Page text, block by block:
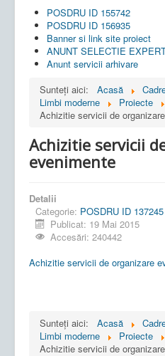
POSDRU ID 155742
POSDRU ID 156935
Banner si link site proiect
ANUNT SELECTIE
Anunt servicii arhivare
Sunteți aici:
Acasă
Limbi moderne
Proiecte
Achizitie servicii de
Achizitie servicii
evenimente
Detalii
Categorie: POSDRU ID 137245
Publicat: 19 Mai 2015
Accesări: 240442
Achizitie servicii de organizare
Sunteți aici: Acasă
Limbi moderne
Proiecte
Achizitie servicii de